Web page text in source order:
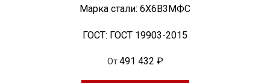
Марка стали: 6Х6В3МФС
ГОСТ: ГОСТ 19903-2015
От 491 432 ₽